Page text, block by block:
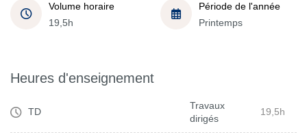
Volume horaire
19,5h
Période de l'année
Printemps
Heures d'enseignement
TD
Travaux
dirigés
19,5h